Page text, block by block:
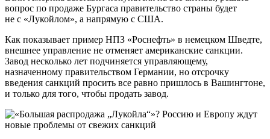
вопрос по продаже Бургаса правительство страны будет
не с «Лукойлом», а напрямую с США.
Как показывает пример НПЗ «Роснефть» в немецком Шведте,
внешнее управление не отменяет американские санкции.
Завод несколько лет подчиняется управляющему,
назначенному правительством Германии, но отсрочку
введения санкций просить все равно пришлось в Вашингтоне,
и только для того, чтобы продать завод.